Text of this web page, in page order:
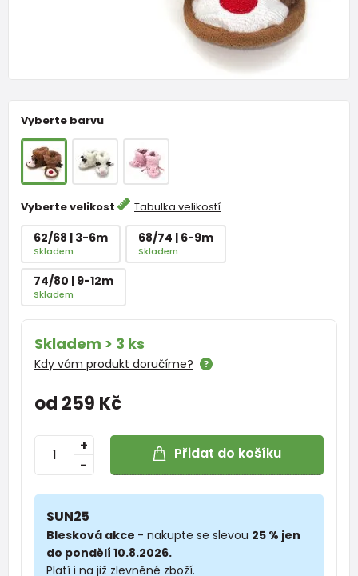
Vyberte barvu
Vyberte velikost Tabulka velikostí
62/68 | 3-6m
Skladem
68/74 | 6-9m
Skladem
74/80 | 9-12m
Skladem
Skladem > 3 ks
Kdy vám produkt doručíme?
od 259 Kč
-
+ Přidat do košíku
SUN25
Blesková akce - nakupte se slevou 25 % jen
do pondělí 10.8.2026.
Platí i na již zlevněné zboží.